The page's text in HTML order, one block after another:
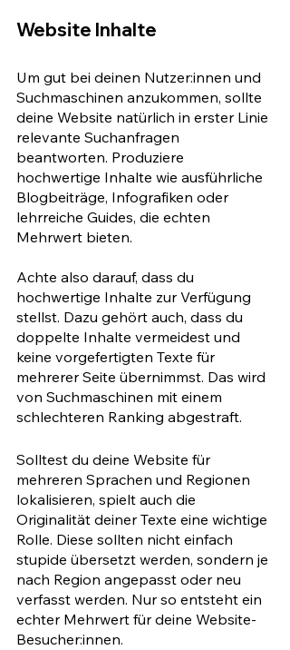
Website Inhalte
Um gut bei deinen Nutzer:innen und
Suchmaschinen anzukommen, sollte
deine Website natürlich in erster Linie
relevante Suchanfragen
beantworten. Produziere
hochwertige Inhalte wie ausführliche
Blogbeiträge, Infografiken oder
lehrreiche Guides, die echten
Mehrwert bieten.
Achte also darauf, dass du
hochwertige Inhalte zur Verfügung
stellst. Dazu gehört auch, dass du
doppelte Inhalte vermeidest und
keine vorgefertigten Texte für
mehrerer Seite übernimmst. Das wird
von Suchmaschinen mit einem
schlechteren Ranking abgestraft.
Solltest du deine Website für
mehreren Sprachen und Regionen
lokalisieren, spielt auch die
Originalität deiner Texte eine wichtige
Rolle. Diese sollten nicht einfach
stupide übersetzt werden, sondern je
nach Region angepasst oder neu
verfasst werden. Nur so entsteht ein
echter Mehrwert für deine Website-
Besucher:innen.